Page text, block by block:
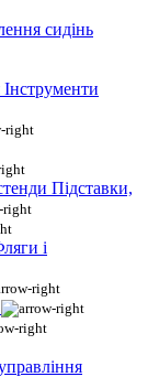
сидінь
Інструменти
Підставки,
і